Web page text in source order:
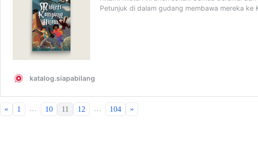
« 1 … 10 11 12 … 104 »